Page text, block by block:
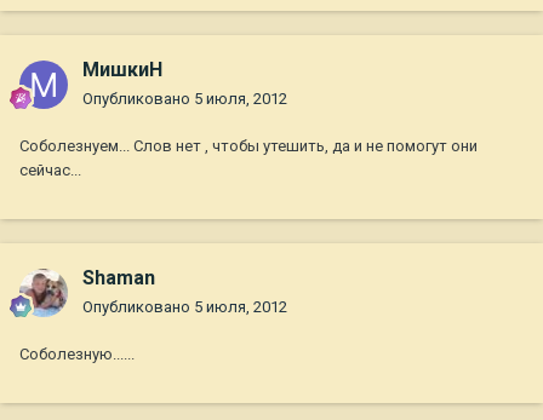
МишкиН
Опубликовано 5 июля, 2012
Соболезнуем... Слов нет , чтобы утешить, да и не помогут они
сейчас...
Shaman
Опубликовано 5 июля, 2012
Соболезную......